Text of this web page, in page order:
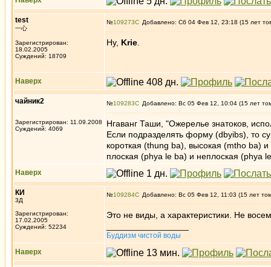
test
一心
Зарегистрирован:
18.02.2005
Суждений: 18709
№109273 Добавлено: Сб 04 Фев 12, 23:18 (15 лет
Ну, Krie
Наверх
чайник2
Зарегистрирован: 11.09.2008
Суждений: 4069
№109283 Добавлено: Вс 05 Фев 12, 10:04 (15 лет
Нгаванг Таши, "Ожерелье знатоков,
Если подразделять форму (dbyibs), то
короткая (thung ba), высокая (mtho ba)
плоская (phya le ba) и неплоская (phya
Наверх
КИ
3Д
Зарегистрирован:
17.02.2005
Суждений: 52234
№109284 Добавлено: Вс 05 Фев 12, 11:03 (15 лет
Это не виды, а характеристики. Не
Буддизм чистой воды
Наверх